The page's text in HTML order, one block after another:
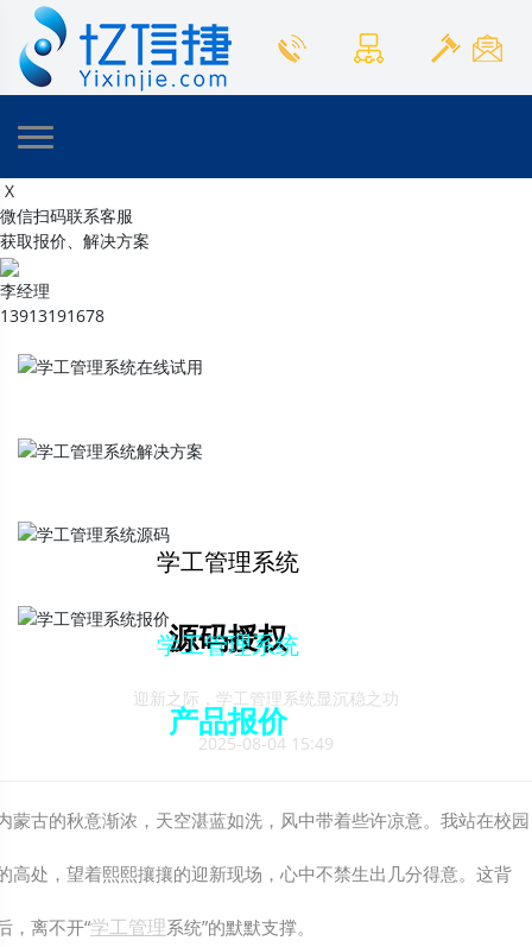
X
微信扫码联系客服
获取报价、解决方案
李经理
13913191678
在线试用
解决方案下载
学工管理系统
源码授权
学工管理系统
产品报价
迎新之际，学工管理系统显沉稳之功
2025-08-04 15:49
蒙古的秋意渐浓，天空湛蓝如洗，风中带着些许凉意。我站在校园
高处，望着熙熙攘攘的迎新现场，心中不禁生出几分得意。这背
，离不开“学工管理系统”的默默支撑。